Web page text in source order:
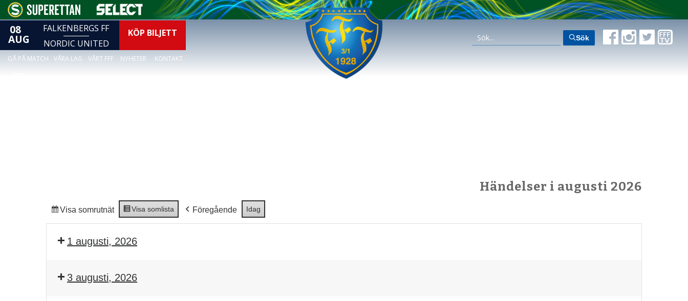
08
AUG
FALKENBERGS FF
NORDIC UNITED
KÖP BILJETT Sök
GÅ PÅ MATCH VÅRA LAG VÅRT FFF NYHETER KONTAKT
Händelser i augusti 2026
Visa somrutnät Visa somlista Föregående Idag
1 augusti, 2026
3 augusti, 2026